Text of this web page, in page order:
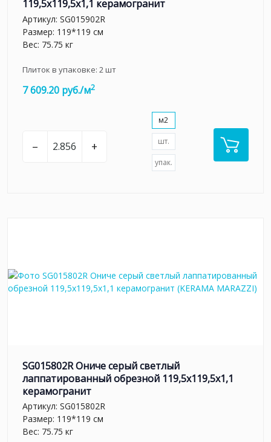
119,5x119,5x1,1 керамогранит
Артикул: SG015902R
Размер: 119*119 см
Вес: 75.75 кг
Плиток в упаковке: 2шт
7 609.20 руб./м2
– +
м2
шт.
упак.
SG015802R Ониче серый светлый
лаппатированный обрезной 119,5x119,5x1,1
керамогранит
Артикул: SG015802R
Размер: 119*119 см
Вес: 75.75 кг